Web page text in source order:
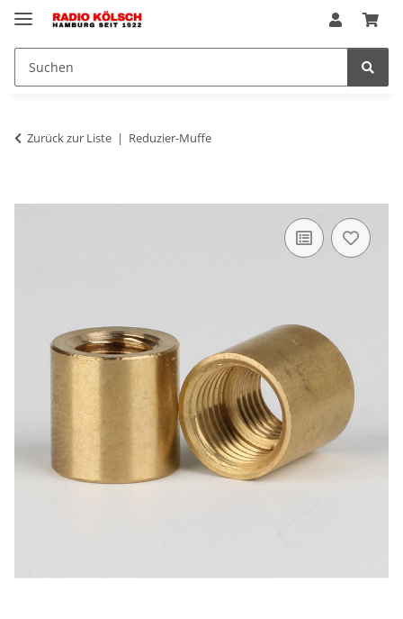
Zurück zur Liste Reduzier-Muffe